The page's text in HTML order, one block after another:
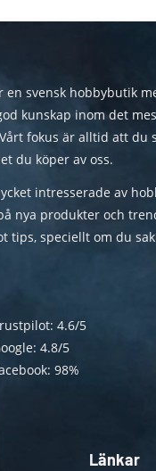
en svensk hobbybutik
kunskap inom det
fokus är alltid att du
du köper av oss.
intresserade av
nya produkter och
tips, speciellt om du
4.6/5
4.8/5
98%
Länkar